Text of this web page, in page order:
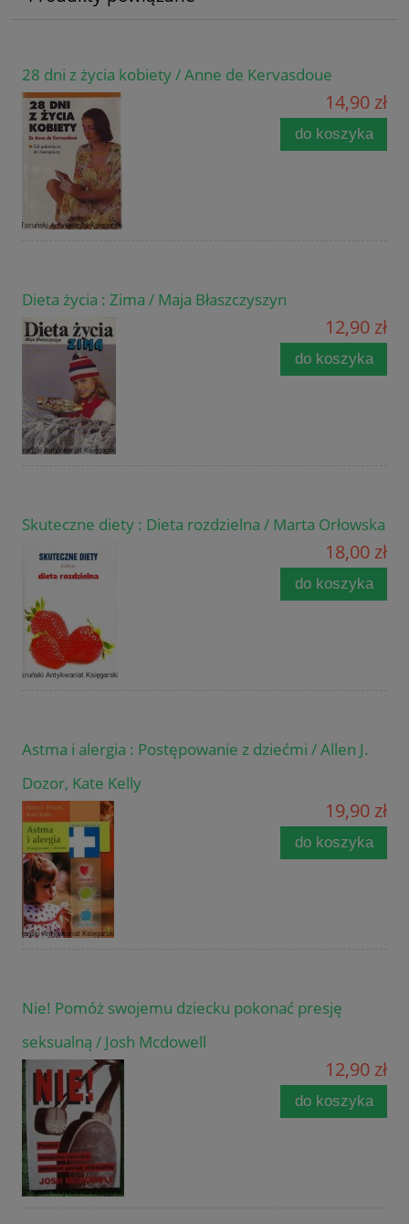
28 dni z życia kobiety / Anne de Kervasdoue
14,90 zł
do koszyka
Dieta życia : Zima / Maja Błaszczyszyn
12,90 zł
do koszyka
Skuteczne diety : Dieta rozdzielna / Marta Orłowska
18,00 zł
do koszyka
Astma i alergia : Postępowanie z dziećmi / Allen J.
Dozor, Kate Kelly
19,90 zł
do koszyka
Nie! Pomóż swojemu dziecku pokonać presję
seksualną / Josh Mcdowell
12,90 zł
do koszyka